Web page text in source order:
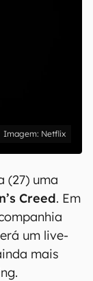
Netflix
(27) uma
Creed. Em
um live-
mais